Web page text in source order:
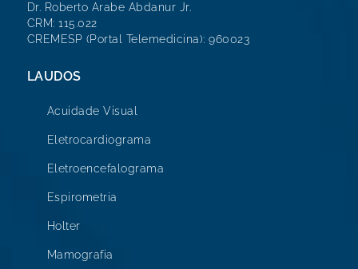
Dr. Roberto Arabe Abdanur Jr.
CRM: 115.022
CREMESP (Portal Telemedicina): 960023
LAUDOS
Acuidade Visual
Eletrocardiograma
Eletroencefalograma
Espirometria
Holter
Mamografia